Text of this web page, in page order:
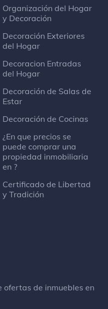
Organización del Hogar
y Decoración
Decoración Exteriores
del Hogar
Decoracion Entradas
del Hogar
Decoración de Salas de
Estar
Decoración de Cocinas
¿En que precios se
puede comprar una
propiedad inmobiliaria
en ?
Certificado de Libertad
y Tradición
de inmuebles en